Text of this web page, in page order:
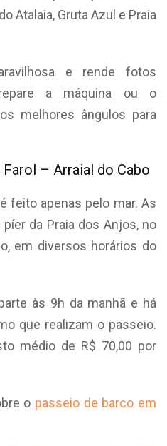
Atalaia, Gruta Azul e Praia
e rende fotos
a máquina ou o
melhores ângulos para
– Arraial do Cabo
feito apenas pelo mar. As
da Praia dos Anjos, no
em diversos horários do
às 9h da manhã e há
que realizam o passeio.
médio de R$ 70,00 por
o passeio de barco em